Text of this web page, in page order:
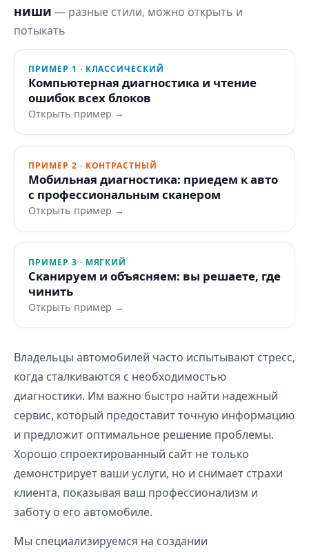
ниши — разные стили, можно открыть и
потыкать
ПРИМЕР 1 · КЛАССИЧЕСКИЙ
Компьютерная диагностика и чтение
ошибок всех блоков
Открыть пример →
ПРИМЕР 2 · КОНТРАСТНЫЙ
Мобильная диагностика: приедем к авто
с профессиональным сканером
Открыть пример →
ПРИМЕР 3 · МЯГКИЙ
Сканируем и объясняем: вы решаете, где
чинить
Открыть пример →
Владельцы автомобилей часто испытывают стресс,
когда сталкиваются с необходимостью
диагностики. Им важно быстро найти надежный
сервис, который предоставит точную информацию
и предложит оптимальное решение проблемы.
Хорошо спроектированный сайт не только
демонстрирует ваши услуги, но и снимает страхи
клиента, показывая ваш профессионализм и
заботу о его автомобиле.
Мы специализируемся на создании